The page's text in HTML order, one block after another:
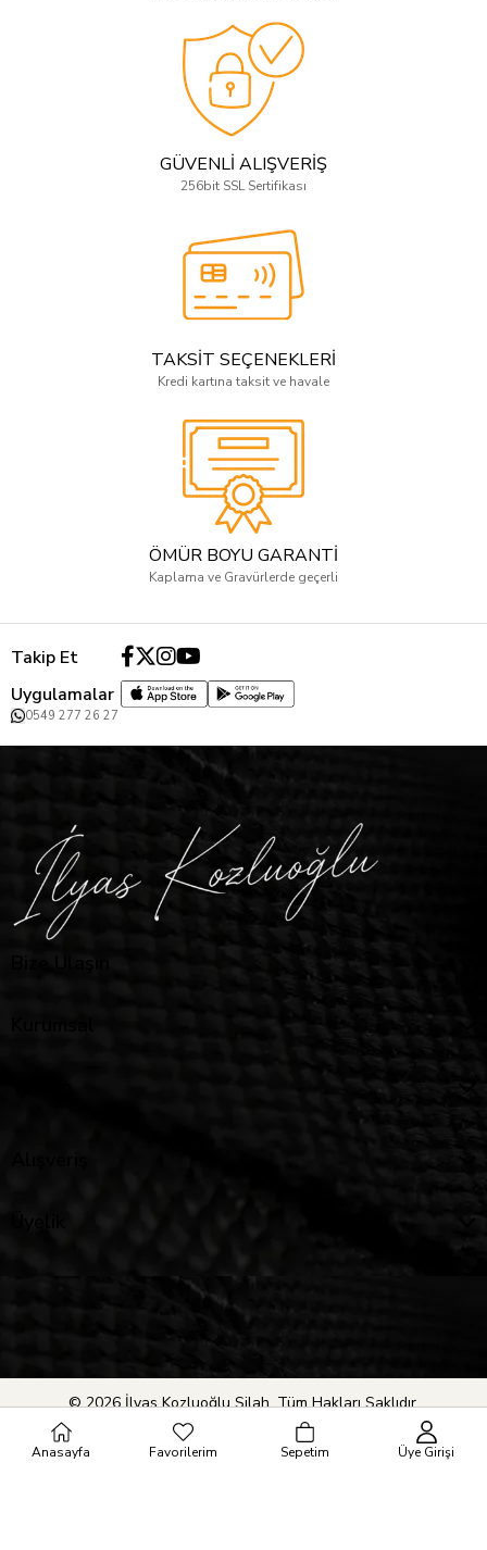
GÜVENLİ ALIŞVERİŞ
256bit SSL Sertifikası
TAKSİT SEÇENEKLERİ
Kredi kartına taksit ve havale
ÖMÜR BOYU GARANTİ
Kaplama ve Gravürlerde geçerli
Takip Et
Uygulamalar
0549 277 26 27
© 2026 İlyas Kozluoğlu Silah. Tüm Hakları Saklıdır.
Anasayfa Favorilerim Sepetim Üye Girişi